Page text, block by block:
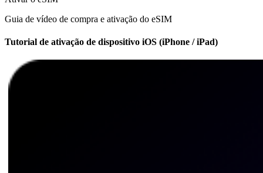
Guia de vídeo de compra e ativação do eSIM
Tutorial de ativação de dispositivo iOS (iPhone / iPad)